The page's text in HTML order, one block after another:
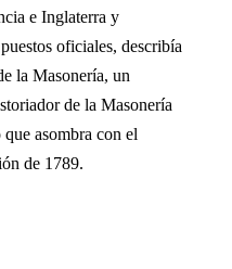
e Inglaterra y
oficiales, describía
la Masonería, un
de la Masonería
asombra con el
de 1789.